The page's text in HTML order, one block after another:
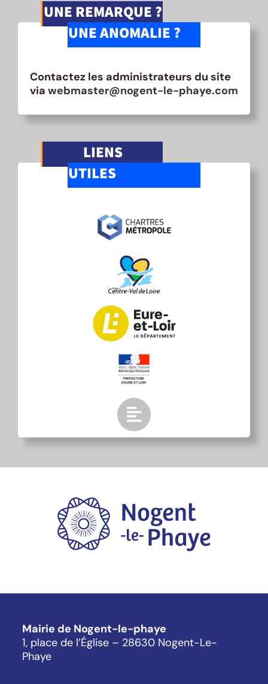
UNE REMARQUE ?
UNE ANOMALIE ?
Contactez les administrateurs du site
via webmaster@nogent-le-phaye.com
LIENS
UTILES
Mairie de Nogent-le-phaye
1, place de l’Église – 28630 Nogent-Le-
Phaye